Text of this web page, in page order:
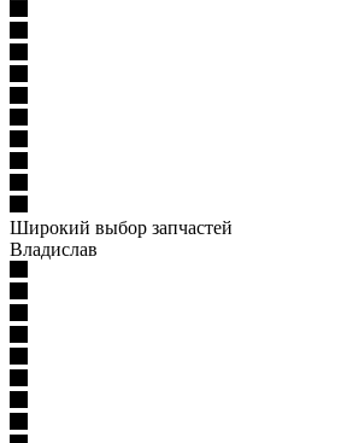
Широкий выбор запчастей
Владислав